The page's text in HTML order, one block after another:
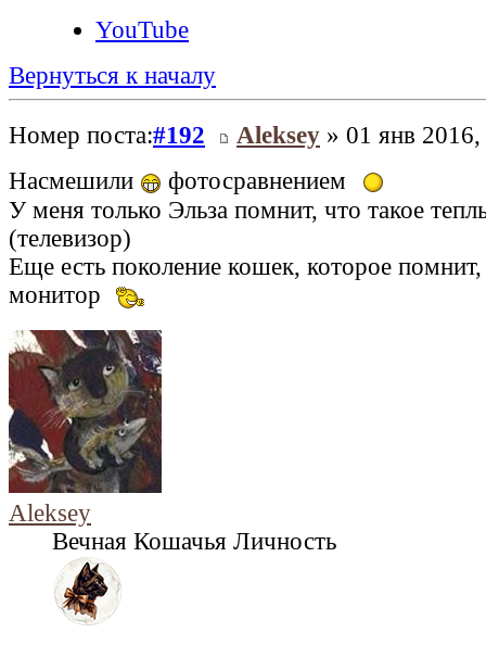
YouTube
Вернуться к началу
Номер поста:#192 Aleksey » 01 янв
Насмешили
фотосравнением
У меня только Эльза помнит, что такое
(телевизор)
Еще есть поколение кошек, которое
монитор
Aleksey
Вечная Кошачья Личность